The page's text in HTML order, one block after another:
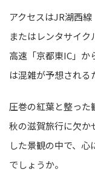
アクセスはJR湖西線
またはレンタサイ
高速「京都東IC」か
は混雑が予想される
圧巻の紅葉と整った
秋の滋賀旅行に欠か
した景観の中で、
でしょうか。